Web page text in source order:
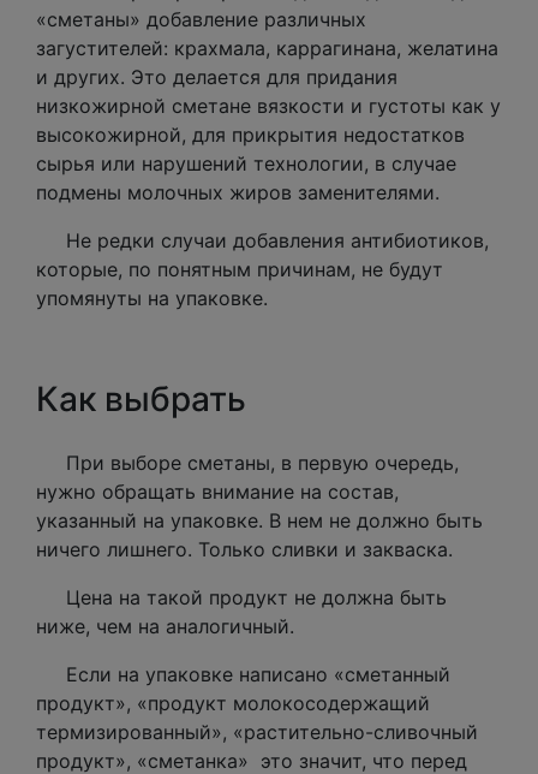
«сметаны» добавление различных
загустителей: крахмала, каррагинана, желатина
и других. Это делается для придания
низкожирной сметане вязкости и густоты как у
высокожирной, для прикрытия недостатков
сырья или нарушений технологии, в случае
подмены молочных жиров заменителями.
Не редки случаи добавления антибиотиков,
которые, по понятным причинам, не будут
упомянуты на упаковке.
Как выбрать
При выборе сметаны, в первую очередь,
нужно обращать внимание на состав,
указанный на упаковке. В нем не должно быть
ничего лишнего. Только сливки и закваска.
Цена на такой продукт не должна быть
ниже, чем на аналогичный.
Если на упаковке написано «сметанный
продукт», «продукт молокосодержащий
термизированный», «растительно-сливочный
продукт», «сметанка» это значит, что перед